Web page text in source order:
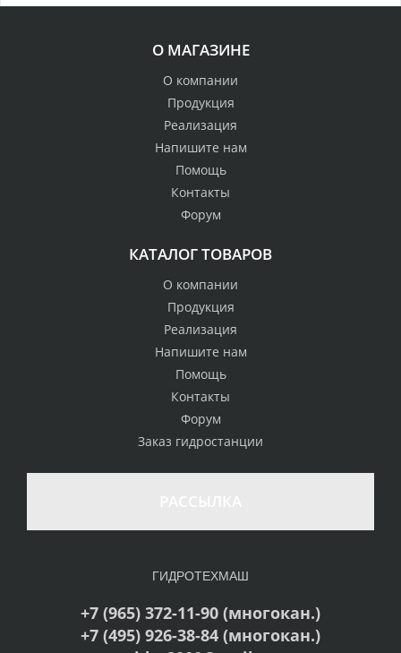
О МАГАЗИНЕ
О компании
Продукция
Реализация
Напишите нам
Помощь
Контакты
Форум
КАТАЛОГ ТОВАРОВ
О компании
Продукция
Реализация
Напишите нам
Помощь
Контакты
Форум
Заказ гидростанции
ГИДРОТЕХМАШ
+7 (965) 372-11-90 (многокан.)
+7 (495) 926-38-84 (многокан.)